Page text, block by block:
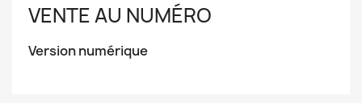
VENTE AU NUMÉRO
Version numérique